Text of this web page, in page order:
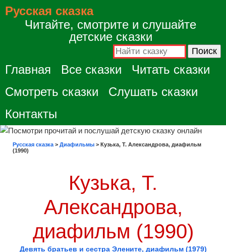
Русская сказка
Читайте, смотрите и слушайте
детские сказки
Главная Все сказки
Читать сказки
Смотреть сказки
Слушать сказки
Контакты
Русская сказка > Диафильмы > Кузька, Т. Александрова, диафильм
(1990)
Кузька, Т.
Александрова,
диафильм (1990)
Девять братьев и сестра Элените, диафильм (1979)